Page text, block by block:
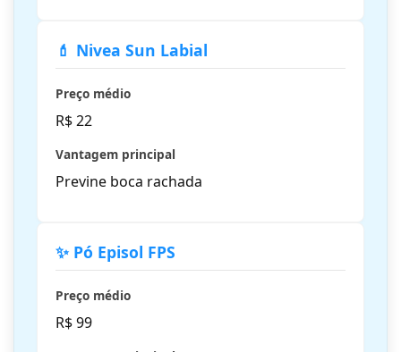
💄 Nivea Sun Labial
Preço médio
R$ 22
Vantagem principal
Previne boca rachada
✨ Pó Episol FPS
Preço médio
R$ 99